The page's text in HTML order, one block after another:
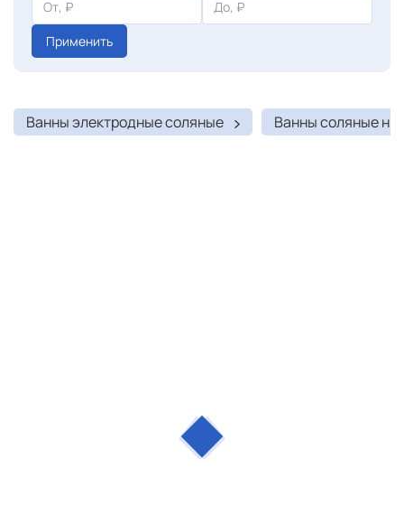
Применить
Ванны электродные соляные Ванны соляные